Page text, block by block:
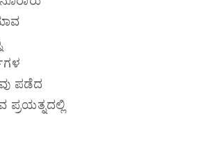
ಪಡೆದ
ಪ್ರಯತ್ನದಲ್ಲಿ